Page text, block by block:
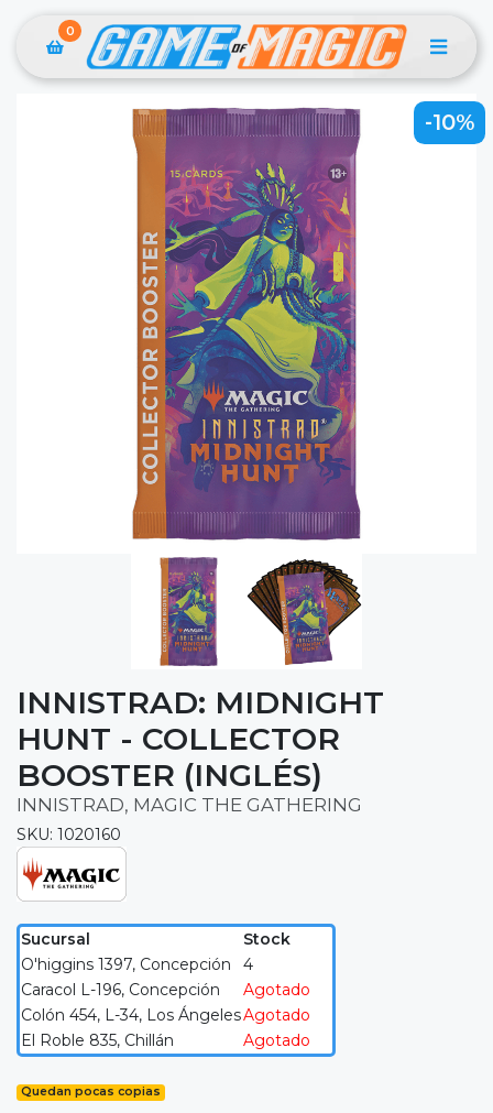
0
-10%
INNISTRAD: MIDNIGHT
HUNT - COLLECTOR
BOOSTER (INGLÉS)
INNISTRAD, MAGIC THE GATHERING
SKU: 1020160
Sucursal
Stock
O'higgins 1397, Concepción
4
Caracol L-196, Concepción
Agotado
Colón 454, L-34, Los ÁngelesAgotado
El Roble 835, Chillán
Agotado
Quedan pocas copias